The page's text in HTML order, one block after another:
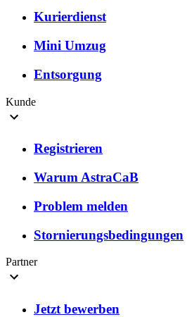
Kurierdienst
Mini Umzug
Entsorgung
Kunde
Registrieren
Warum AstraCaB
Problem melden
Stornierungsbedingungen
Partner
Jetzt bewerben